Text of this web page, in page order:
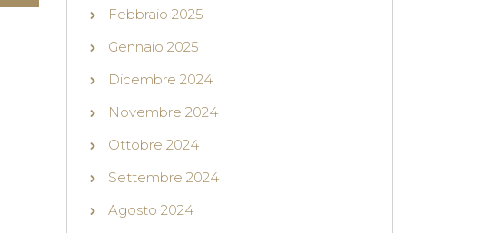
Febbraio 2025
Gennaio 2025
Dicembre 2024
Novembre 2024
Ottobre 2024
Settembre 2024
Agosto 2024